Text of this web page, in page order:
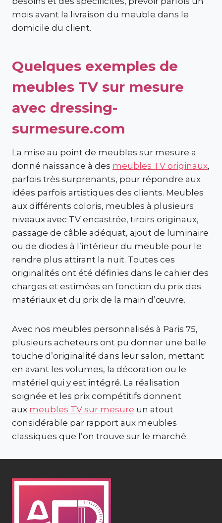
mois avant la livraison du meuble dans le
domicile du client.
Quelques exemples de
meubles TV sur mesure
avec dressing-
surmesure.com
La mise au point de meubles sur mesure a
donné naissance à des meubles TV originaux,
parfois très surprenants, pour répondre aux
idées parfois artistiques des clients. Meubles
aux différents coloris, meubles à plusieurs
niveaux avec TV encastrée, tiroirs originaux,
passage de câble adéquat, ajout de luminaire
ou de diodes à l’intérieur du meuble pour le
rendre plus attirant la nuit. Toutes ces
originalités ont été définies dans le cahier des
charges et estimées en fonction du prix des
matériaux et du prix de la main d’œuvre.
Avec nos meubles personnalisés à Paris 75,
plusieurs acheteurs ont pu donner une belle
touche d’originalité dans leur salon, mettant
en avant les volumes, la décoration ou le
matériel qui y est intégré. La réalisation
soignée et les prix compétitifs donnent
aux meubles TV sur mesure un atout
considérable par rapport aux meubles
classiques que l’on trouve sur le marché.